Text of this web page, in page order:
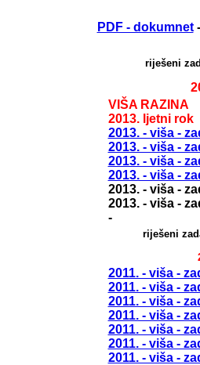
PDF - dokumnet-
riješeni
VIŠA RAZINA
2013. ljetni rok
2013. - viša -
2013. - viša -
2013. - viša -
2013. - viša -
2013. - viša -
2013. - viša -
-
riješeni
2011. - viša -
2011. - viša -
2011. - viša -
2011. - viša -
2011. - viša -
2011. - viša -
2011. - viša -